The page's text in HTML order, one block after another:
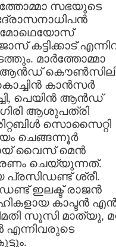
സഭയുടെ
കട്ടിക്കാട്
മാര്‍ത്തോമ്മാ
കാന്‍സര്‍
പെയിന്‍ ആന്‍ഡ്
ആശുപത്രി
സൊസൈറ്റി
ചെങ്ങന്നൂര്‍
വൈസ് മെന്‍
ചെയ്യുന്നത്.
ശ്രീ.
ഇലക്ട് രാജന്‍
കാപ്ടന്‍
സൂസി മാത്യു,